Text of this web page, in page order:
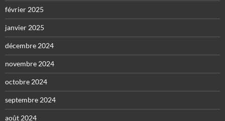
février 2025
janvier 2025
décembre 2024
novembre 2024
octobre 2024
septembre 2024
août 2024